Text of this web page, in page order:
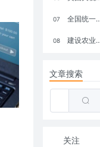
07 全国统一大市场：电商如何掘金新蓝海？
08 建设农业强国，网上商城来助力！
文章搜索
关注